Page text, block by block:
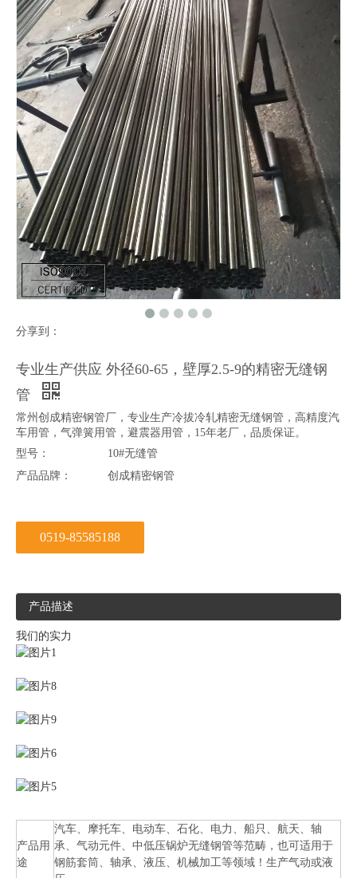
分享到：
专业生产供应 外径60-65，壁厚2.5-9的精密无缝钢
管
常州创成精密钢管厂，专业生产冷拔冷轧精密无缝钢管，高精度汽
车用管，气弹簧用管，避震器用管，15年老厂，品质保证。
型号：
10#无缝管
产品品牌：
创成精密钢管
0519-85585188
产品描述
我们的实力
产品用
途
汽车、摩托车、电动车、石化、电力、船只、航天、轴
承、气动元件、中低压锅炉无缝钢管等范畴，也可适用于
钢筋套筒、轴承、液压、机械加工等领域！生产气动或液